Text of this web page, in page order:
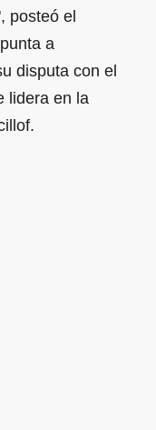
posteó el
a
disputa con el
lidera en la